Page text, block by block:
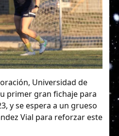
Universidad de
primer gran fichaje para
y se espera a un grueso
Vial para reforzar este